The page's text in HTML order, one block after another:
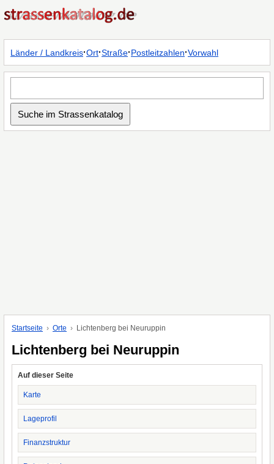
Länder / Landkreis·Ort·Straße·Postleitzahlen·Vorwahl
Startseite Orte Lichtenberg bei Neuruppin
Lichtenberg bei Neuruppin
Auf dieser Seite
Karte
Lageprofil
Finanzstruktur